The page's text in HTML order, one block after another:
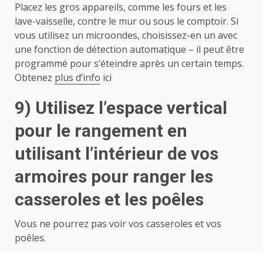
Placez les gros appareils, comme les fours et les
lave-vaisselle, contre le mur ou sous le comptoir. Si
vous utilisez un microondes, choisissez-en un avec
une fonction de détection automatique – il peut être
programmé pour s’éteindre après un certain temps.
Obtenez plus d’info ici
9) Utilisez l’espace vertical
pour le rangement en
utilisant l’intérieur de vos
armoires pour ranger les
casseroles et les poêles
Vous ne pourrez pas voir vos casseroles et vos
poêles.